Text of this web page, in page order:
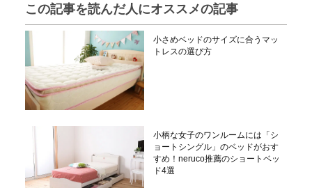
この記事を読んだ人にオススメの記事
小さめベッドのサイズに合うマッ
トレスの選び方
小柄な女子のワンルームには「シ
ョートシングル」のベッドがおす
すめ！neruco推薦のショートベッ
ド4選